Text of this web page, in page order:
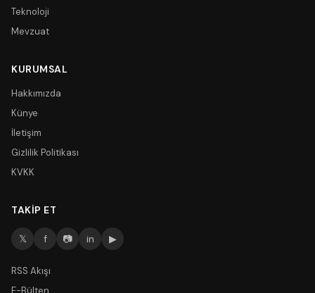
Teknoloji
Mevzuat
KURUMSAL
Hakkımızda
Künye
İletişim
Gizlilik Politikası
KVKK
TAKIP ET
𝕏 f 📷 in ▶
RSS Akışı
E-Bülten